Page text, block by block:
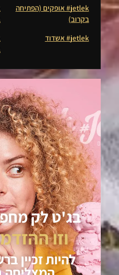
jetlek# אופקים (הפתיחה
בקרוב)
jetlek# אשדוד
בג'ט לק
וזו
להיות זכיין